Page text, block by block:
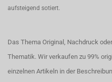
aufsteigend sotiert.
Das Thema Original, Nachdruck
Thematik. Wir verkaufen zu 99%
einzelnen Artikeln in der